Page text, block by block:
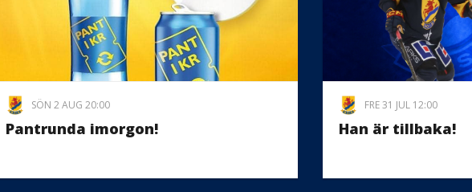
SÖN 2 AUG 20:00
Pantrunda imorgon!
FRE 31 JUL 12:00
Han är tillbaka!